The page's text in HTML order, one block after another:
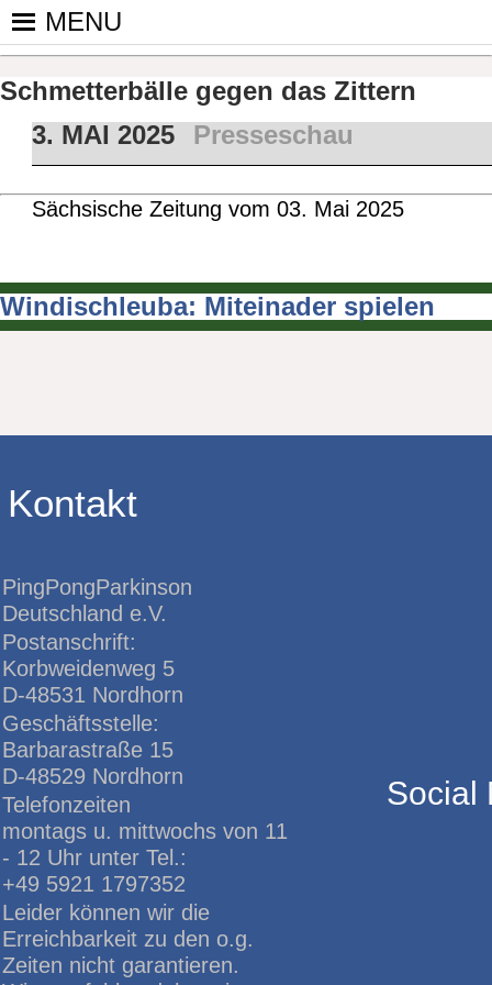
Skip
PINGPONGPARKINSON
ist der bundesweite Zusammenschluss von
Tischtennis – überwiegend ehrenamtlich um
MENU
Schmetterbälle gegen das Zittern
3. MAI 2025
Presseschau
Sächsische Zeitung vom 03. Mai 2025
Beitragsnavigation
Windischleuba: Miteinader spielen
Kontakt
PingPongParkinson
Deutschland e.V.
Postanschrift:
Korbweidenweg 5
D-48531 Nordhorn
Geschäftsstelle:
Barbarastraße 15
D-48529 Nordhorn
Telefonzeiten
montags u. mittwochs von 11
- 12 Uhr unter Tel.:
+49 5921 1797352
Leider können wir die
Erreichbarkeit zu den o.g.
Zeiten nicht garantieren.
Social